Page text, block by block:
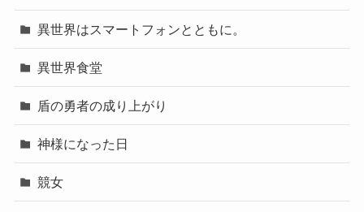
異世界はスマートフォンとともに。
異世界食堂
盾の勇者の成り上がり
神様になった日
競女